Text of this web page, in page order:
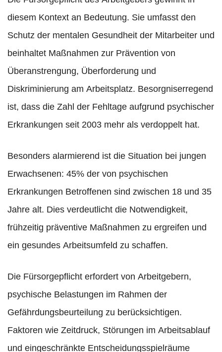
diesem Kontext an Bedeutung. Sie umfasst den
Schutz der mentalen Gesundheit der Mitarbeiter und
beinhaltet Maßnahmen zur Prävention von
Überanstrengung, Überforderung und
Diskriminierung am Arbeitsplatz. Besorgniserregend
ist, dass die Zahl der Fehltage aufgrund psychischer
Erkrankungen seit 2003 mehr als verdoppelt hat.
Besonders alarmierend ist die Situation bei jungen
Erwachsenen: 45% der von psychischen
Erkrankungen Betroffenen sind zwischen 18 und 35
Jahre alt. Dies verdeutlicht die Notwendigkeit,
frühzeitig präventive Maßnahmen zu ergreifen und
ein gesundes Arbeitsumfeld zu schaffen.
Die Fürsorgepflicht erfordert von Arbeitgebern,
psychische Belastungen im Rahmen der
Gefährdungsbeurteilung zu berücksichtigen.
Faktoren wie Zeitdruck, Störungen im Arbeitsablauf
und eingeschränkte Entscheidungsspielräume